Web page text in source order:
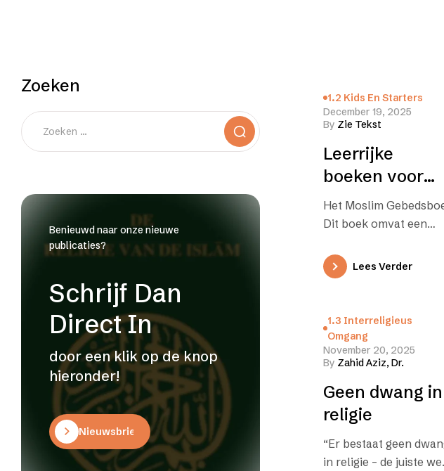
1.2 Kids En Starters
December 19, 2025
By Zie Tekst
Leerrijke
boeken voor
jonge lezers
starters
Het Moslim
Dit boek omvat een
beschrijving van het
islamitisch gebed.
behandeld wat men
dient…
Lees Verder
1.3 Interreligieus
Omgang
November 20, 2025
By Zahid Aziz, Dr.
Geen dwang in
religie
“Er bestaat geen
in religie – de juiste
Zoeken
Benieuwd naar onze nieuwe
publicaties?
Schrijf Dan
Direct In
door een klik op de knop
hieronder!
Nieuwsbrief